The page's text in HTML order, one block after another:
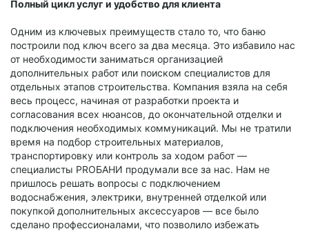
Полный цикл услуг и удобство для клиента
Одним из ключевых преимуществ стало то, что баню
построили под ключ всего за два месяца. Это избавило нас
от необходимости заниматься организацией
дополнительных работ или поиском специалистов для
отдельных этапов строительства. Компания взяла на себя
весь процесс, начиная от разработки проекта и
согласования всех нюансов, до окончательной отделки и
подключения необходимых коммуникаций. Мы не тратили
время на подбор строительных материалов,
транспортировку или контроль за ходом работ —
специалисты PROБАНИ продумали все за нас. Нам не
пришлось решать вопросы с подключением
водоснабжения, электрики, внутренней отделкой или
покупкой дополнительных аксессуаров — все было
сделано профессионалами, что позволило избежать